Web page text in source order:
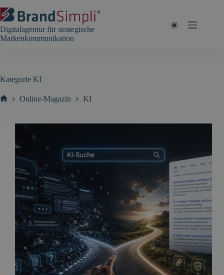
Inhalt
springen
Digitalagentur für strategische
Markenkommunikation
Kategorie KI
Online-Magazin KI